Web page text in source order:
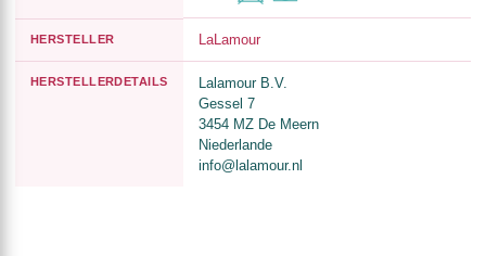
HERSTELLER LaLamour
HERSTELLERDETAILS
Lalamour B.V.
Gessel 7
3454 MZ De Meern
Niederlande
info@lalamour.nl